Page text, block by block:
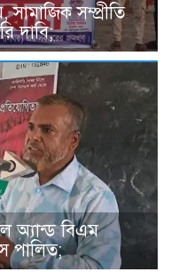
সম্প্রীতি
দাবি;
অ্যান্ড বিএম
পালিত;